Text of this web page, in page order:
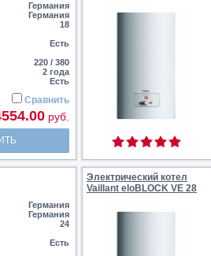
Германия
Германия
18
Есть
220 / 380
2 года
Есть
Сравнить
руб.
Германия
Германия
24
Есть
Электрический котел
Vaillant eloBLOCK VE 28